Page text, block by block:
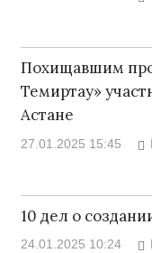
Похищавшим
Темиртау»
Астане
27.01.2025 15:45
10 дел о
24.01.2025 10:24